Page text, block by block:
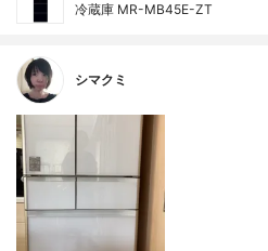
冷蔵庫 MR-MB45E-ZT
シマクミ